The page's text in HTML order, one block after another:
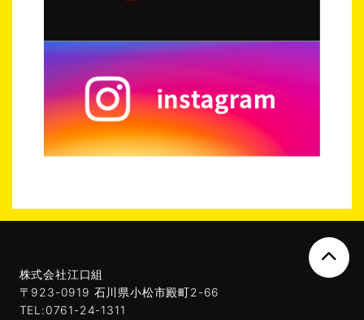
株式会社江口組
〒923-0919 石川県小松市殿町2-66
TEL:0761-24-1311